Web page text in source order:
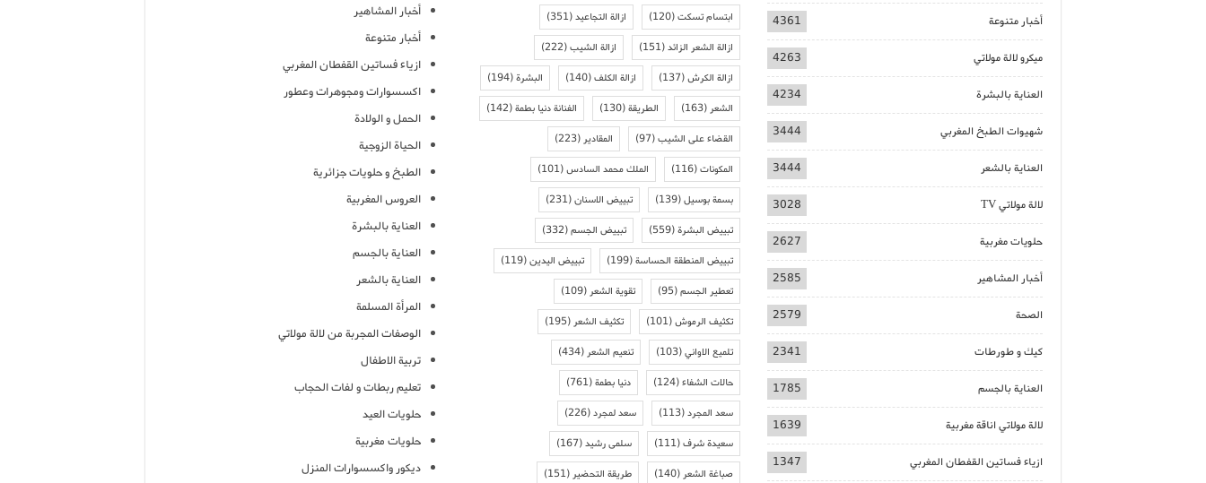
أخبار متنوعة 4361
ميكرو لالة مولاتي 4263
العناية بالبشرة 4234
شهيوات الطبخ المغربي 3444
العناية بالشعر 3444
لالة مولاتي TV 3028
حلويات مغربية 2627
أخبار المشاهير 2585
الصحة 2579
كيك و طورطات 2341
العناية بالجسم 1785
لالة مولاتي اناقة مغربية 1639
ازياء فساتين القفطان المغربي 1347
ابتسام تسكت(120) ازالة التجاعيد(351)
ازالة الشعر الزائد(151) ازالة الشيب(222)
ازالة الكرش(137) ازالة الكلف(140) البشرة(194)
الشعر(163) الطريقة(130) الفنانة دنيا بطمة(142)
القضاء على الشيب(97) المقادير(223)
المكونات(116) الملك محمد السادس(101)
بسمة بوسيل(139) تبييض الاسنان(231)
تبييض البشرة(559) تبييض الجسم(332)
تبييض المنطقة الحساسة(199) تبييض اليدين(119)
تعطير الجسم(95) تقوية الشعر(109)
تكثيف الرموش(101) تكثيف الشعر(195)
تلميع الاواني(103) تنعيم الشعر(434)
حالات الشفاء(124) دنيا بطمة(761)
سعد المجرد(113) سعد لمجرد(226)
سعيدة شرف(111) سلمى رشيد(167)
صباغة الشعر(140) طريقة التحضير(151)
أخبار المشاهير
أخبار متنوعة
ازياء فساتين القفطان المغربي
اكسسوارات ومجوهرات وعطور
الحمل و الولادة
الحياة الزوجية
الطبخ و حلويات جزائرية
العروس المغربية
العناية بالبشرة
العناية بالجسم
العناية بالشعر
المرأة المسلمة
الوصفات المجربة من لالة مولاتي
تربية الاطفال
تعليم ربطات و لفات الحجاب
حلويات العيد
حلويات مغربية
ديكور واكسسوارات المنزل